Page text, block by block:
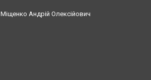
Міщенко Андрій Олексійович